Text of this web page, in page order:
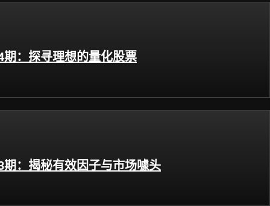
：探寻理想的量化股票
：揭秘有效因子与市场噱头